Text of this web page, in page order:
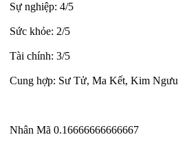
Sự nghiệp: 4/5
Sức khỏe: 2/5
Tài chính: 3/5
Cung hợp: Sư Tử, Ma Kết, Kim Ngưu
Nhân Mã 0.16666666666667